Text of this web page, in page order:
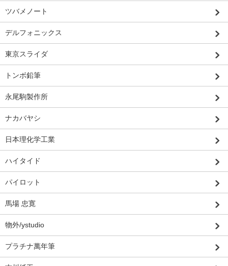
ツバメノート
デルフォニックス
東京スライダ
トンボ鉛筆
永尾駒製作所
ナカバヤシ
日本理化学工業
ハイタイド
パイロット
馬場 忠寛
物外/ystudio
プラチナ萬年筆